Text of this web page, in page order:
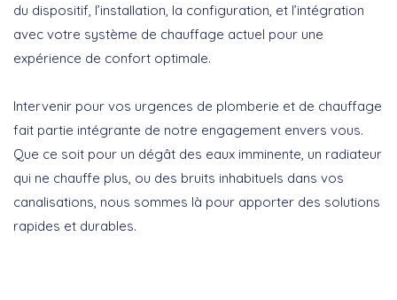
du dispositif, l’installation, la configuration, et l’intégration
avec votre système de chauffage actuel pour une
expérience de confort optimale.
Intervenir pour vos urgences de plomberie et de chauffage
fait partie intégrante de notre engagement envers vous.
Que ce soit pour un dégât des eaux imminente, un radiateur
qui ne chauffe plus, ou des bruits inhabituels dans vos
canalisations, nous sommes là pour apporter des solutions
rapides et durables.